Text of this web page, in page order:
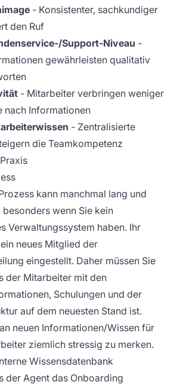
- Konsistenter, sachkundiger
den Ruf
Support-Niveau -
gewährleisten qualitativ
- Mitarbeiter verbringen weniger
nach Informationen
- Zentralisierte
die Teamkompetenz
kann manchmal lang und
wenn Sie kein
Verwaltungssystem haben. Ihr
neues Mitglied der
eingestellt. Daher müssen Sie
der Mitarbeiter mit den
Schulungen und der
auf dem neuesten Stand ist.
neuen Informationen/Wissen für
ziemlich stressig zu merken.
Wissensdatenbank
der Agent das Onboarding